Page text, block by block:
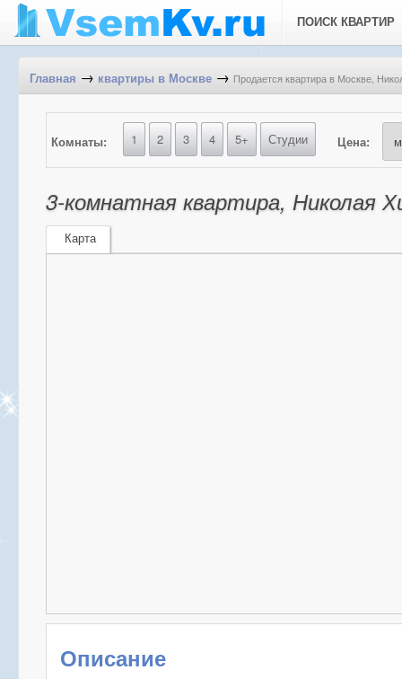
ПОИСК КВАРТИР
Главная → квартиры в Москве → Продается квартира в Москве,
Комнаты: 1 2 3 4 5+ Студии Цена:
3-комнатная квартира, Николая
Карта
Описание